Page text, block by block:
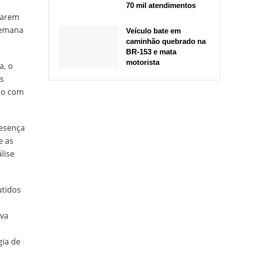
o
com
as
de
70 mil atendimentos
Veículo bate em
caminhão quebrado na
BR-153 e mata
motorista